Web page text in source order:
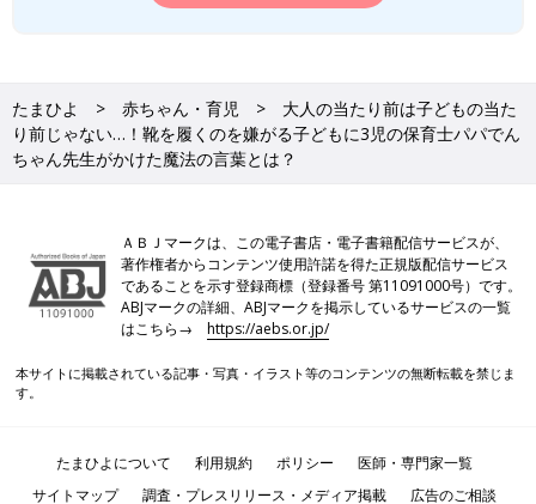
たまひよ 赤ちゃん・育児
大人の当たり前は子どもの当た
り前じゃない…！靴を履くのを嫌がる子どもに3児の保育士パパでん
ちゃん先生がかけた魔法の言葉とは？
ＡＢＪマークは、この電子書店・電子書籍配信サービスが、
著作権者からコンテンツ使用許諾を得た正規版配信サービス
であることを示す登録商標（登録番号 第11091000号）です。
ABJマークの詳細、ABJマークを掲示しているサービスの一覧
はこちら→https://aebs.or.jp/
本サイトに掲載されている記事・写真・イラスト等のコンテンツの無断転載を禁じま
す。
たまひよについて 利用規約 ポリシー
医師・専門家一覧
サイトマップ
調査・プレスリリース・メディア掲載 広告のご相談